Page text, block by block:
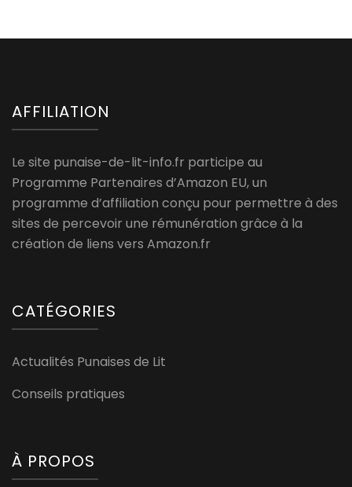
AFFILIATION
Le site punaise-de-lit-info.fr participe au
Programme Partenaires d’Amazon EU, un
programme d’affiliation conçu pour permettre à des
sites de percevoir une rémunération grâce à la
création de liens vers Amazon.fr
CATÉGORIES
Actualités Punaises de Lit
Conseils pratiques
À PROPOS